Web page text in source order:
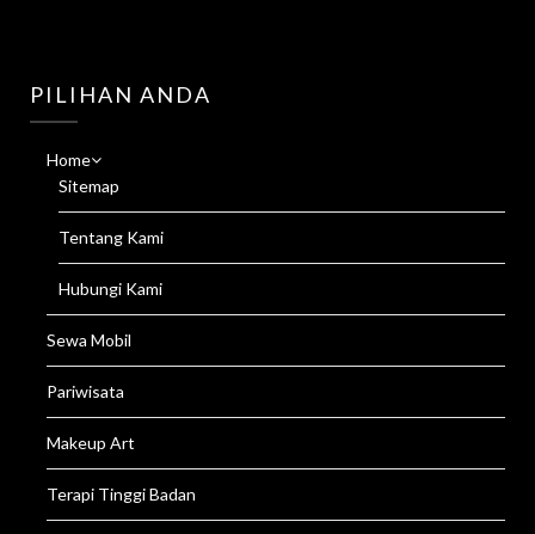
PILIHAN ANDA
Home
Sitemap
Tentang Kami
Hubungi Kami
Sewa Mobil
Pariwisata
Makeup Art
Terapi Tinggi Badan